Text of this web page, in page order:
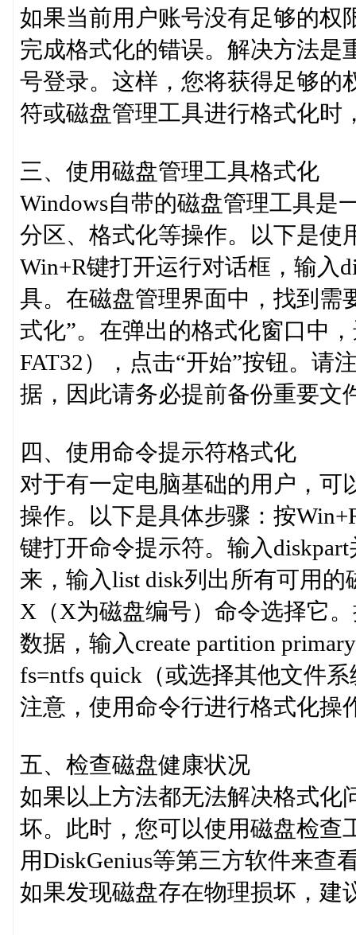
如果当前用户账号没有足够的权
完成格式化的错误。解决方法是
号登录。这样，您将获得足够的
符或磁盘管理工具进行格式化时
三、使用磁盘管理工具格式化
Windows自带的磁盘管理工具是
分区、格式化等操作。以下是使
Win+R键打开运行对话框，输入
具。在磁盘管理界面中，找到需
式化”。在弹出的格式化窗口中
FAT32），点击“开始”按钮。请
据，因此请务必提前备份重要文
四、使用命令提示符格式化
对于有一定电脑基础的用户，可
操作。以下是具体步骤：按
键打开命令提示符。输入
来，输入list disk列出所有可用的
X（X为磁盘编号）命令选择它
数据，输入create partition
fs=ntfs quick（或选择其他文件
注意，使用命令行进行格式化操
五、检查磁盘健康状况
如果以上方法都无法解决格式化
坏。此时，您可以使用磁盘检查
用DiskGenius等第三方软件来查
如果发现磁盘存在物理损坏，建